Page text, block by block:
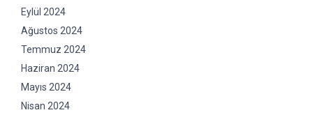
Eylül 2024
Ağustos 2024
Temmuz 2024
Haziran 2024
Mayıs 2024
Nisan 2024